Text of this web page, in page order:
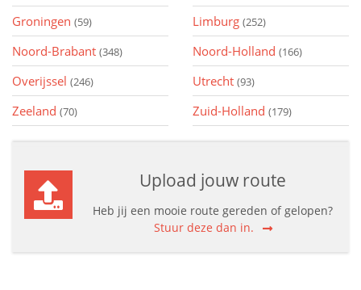
Groningen (59) Limburg (252)
Noord-Brabant (348) Noord-Holland (166)
Overijssel (246) Utrecht (93)
Zeeland (70) Zuid-Holland (179)
Upload jouw route
Heb jij een mooie route gereden of gelopen?
Stuur deze dan in.